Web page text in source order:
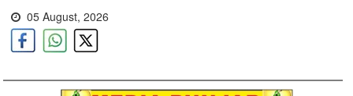
05 August, 2026